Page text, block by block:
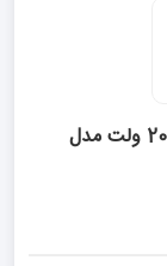
دریل شارژی چکشی رونیکس براشلس لیتیوم 20 ولت مدل